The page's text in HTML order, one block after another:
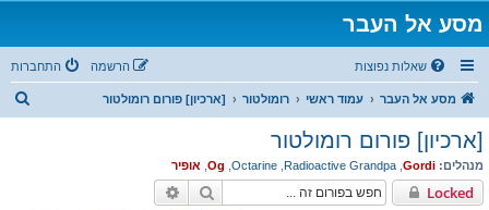
מסע אל העבר
שאלות נפוצות התחברות הרשמה
מסע אל העבר עמוד ראשי רומולטור [ארכיון] פורום רומולטור
ח
[ארכיון] פורום רומולטור
מנהלים: Gordi
,
Radioactive Grandpa
,
Octarine
,
Og
, אופיר
Locked חיפוש